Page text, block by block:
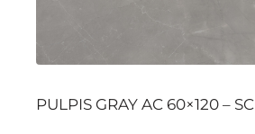
PULPIS GRAY AC 60×120 – SC